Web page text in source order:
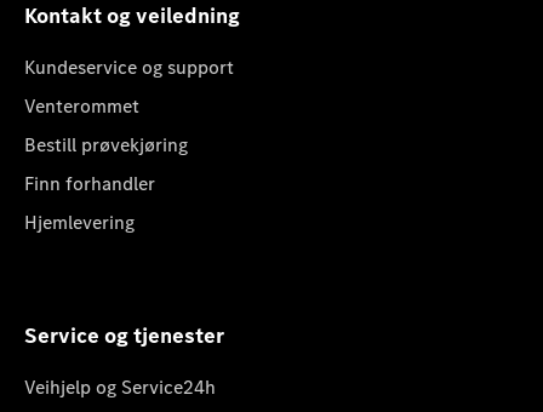
Kontakt og veiledning
Kundeservice og support
Venterommet
Bestill prøvekjøring
Finn forhandler
Hjemlevering
Service og tjenester
Veihjelp og Service24h